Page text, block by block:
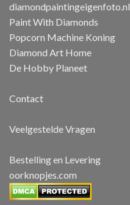
diamondpaintingeigenfoto.nl
Paint With Diamonds
Popcorn Machine Koning
Diamond Art Home
De Hobby Planeet
Contact
Veelgestelde Vragen
Bestelling en Levering
oorknopjes.com